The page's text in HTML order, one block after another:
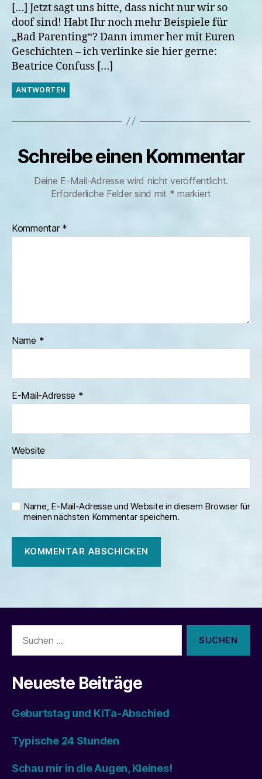
[…] Jetzt sagt uns bitte, dass nicht nur wir so
doof sind! Habt Ihr noch mehr Beispiele für
„Bad Parenting“? Dann immer her mit Euren
Geschichten – ich verlinke sie hier gerne:
Beatrice Confuss […]
ANTWORTEN
Schreibe einen Kommentar
Deine E-Mail-Adresse wird nicht veröffentlicht.
Erforderliche Felder sind mit * markiert
Kommentar *
Name *
E-Mail-Adresse *
Website
Name, E-Mail-Adresse und Website in diesem Browser für
meinen nächsten Kommentar speichern.
nach:
Neueste Beiträge
Geburtstag und KiTa-Abschied
Typische 24 Stunden
Schau mir in die Augen, Kleines!